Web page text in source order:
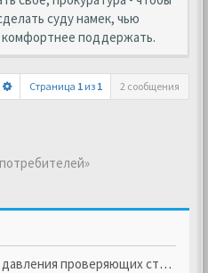
суду намек, чью
комфортнее поддержать.
Страница 1 из 1 2 сообщения
проверяющих структур